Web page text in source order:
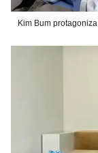
Kim Bum